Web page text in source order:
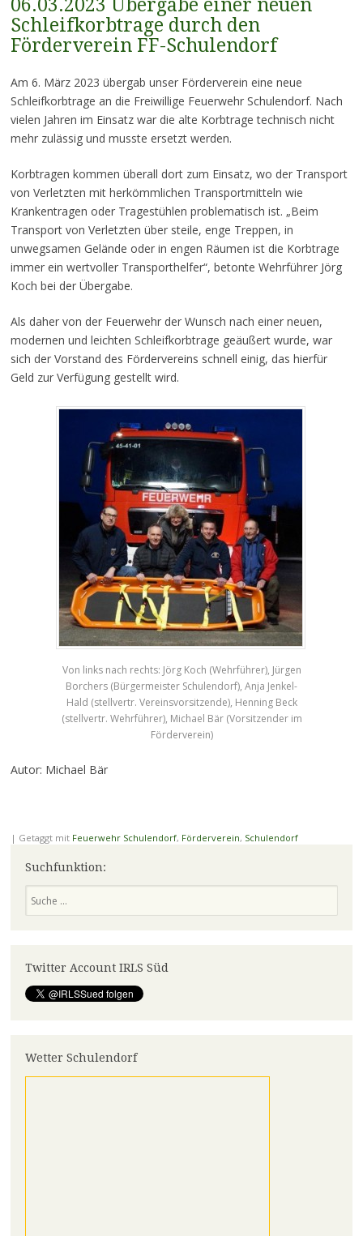
06.03.2023 Übergabe einer neuen
Schleifkorbtrage durch den
Förderverein FF-Schulendorf
Am 6. März 2023 übergab unser Förderverein eine neue
Schleifkorbtrage an die Freiwillige Feuerwehr Schulendorf. Nach
vielen Jahren im Einsatz war die alte Korbtrage technisch nicht
mehr zulässig und musste ersetzt werden.
Korbtragen kommen überall dort zum Einsatz, wo der Transport
von Verletzten mit herkömmlichen Transportmitteln wie
Krankentragen oder Tragestühlen problematisch ist. „Beim
Transport von Verletzten über steile, enge Treppen, in
unwegsamen Gelände oder in engen Räumen ist die Korbtrage
immer ein wertvoller Transporthelfer“, betonte Wehrführer Jörg
Koch bei der Übergabe.
Als daher von der Feuerwehr der Wunsch nach einer neuen,
modernen und leichten Schleifkorbtrage geäußert wurde, war
sich der Vorstand des Fördervereins schnell einig, das hierfür
Geld zur Verfügung gestellt wird.
Von links nach rechts: Jörg Koch (Wehrführer), Jürgen
Borchers (Bürgermeister Schulendorf), Anja Jenkel-
Hald (stellvertr. Vereinsvorsitzende), Henning Beck
(stellvertr. Wehrführer), Michael Bär (Vorsitzender im
Förderverein)
Autor: Michael Bär
| Getaggt mit Feuerwehr Schulendorf, Förderverein, Schulendorf
Suchfunktion:
Twitter Account IRLS Süd
Wetter Schulendorf